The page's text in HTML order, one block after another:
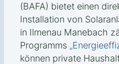
(BAFA) bietet einen
Installation von
in Ilmenau Manebach
Programms
können private